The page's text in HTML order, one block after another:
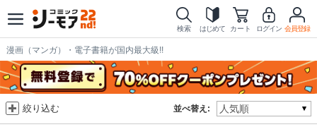
検索 はじめて カート ログイン 会員登録
漫画（マンガ）・電子書籍が国内最大級!!
並べ替え:
絞り込む